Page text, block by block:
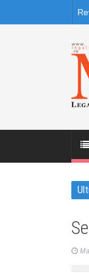
consolidează prezența